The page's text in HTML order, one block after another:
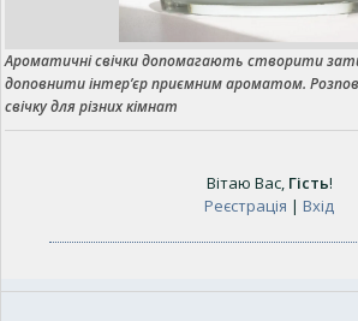
Ароматичні свічки допомагають створити
доповнити інтер’єр приємним ароматом.
свічку для різних кімнат
Вітаю Вас, Гість!
Реєстрація | Вхід